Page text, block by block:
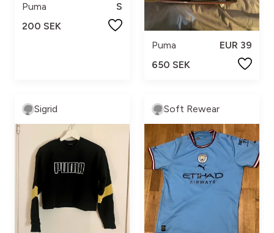
Puma
S
200 SEK
Puma
EUR 39
650 SEK
Sigrid Soft Rewear